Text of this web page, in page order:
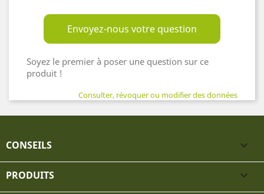
Envoyez-nous votre question
Soyez le premier à poser une question sur ce
produit !
Consulter, révoquer ou modifier des données
CONSEILS 
PRODUITS 